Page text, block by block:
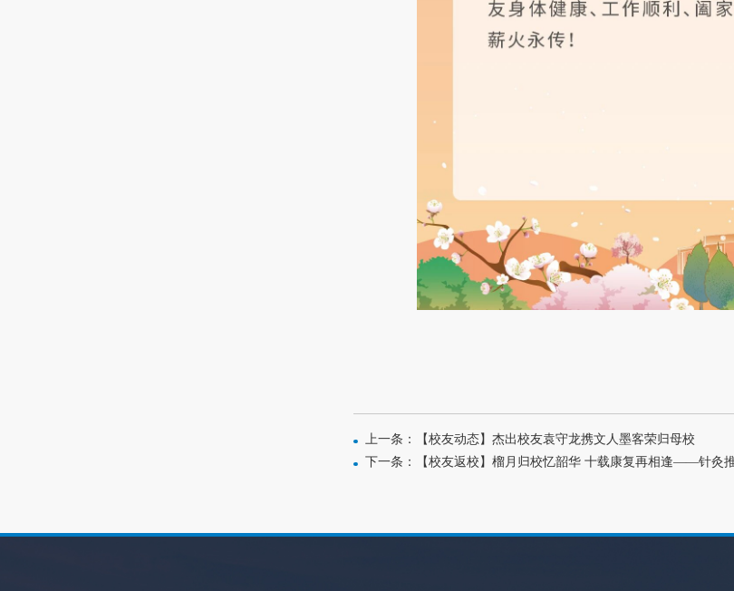
上一条：【校友动态】杰出校友袁守龙携文人墨客荣归母校
下一条：【校友返校】榴月归校忆韶华 十载康复再相逢——针灸